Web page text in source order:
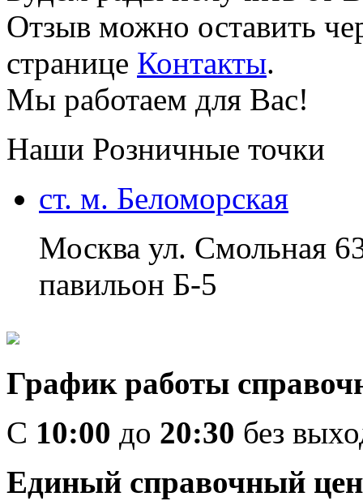
Отзыв можно оставить
странице Контакты.
Мы работаем для Вас!
Наши Розничные точки
ст. м. Беломорская
Москва ул. Смольная
павильон Б-5
График работы
C 10:00 до 20:30 без
Единый справочный